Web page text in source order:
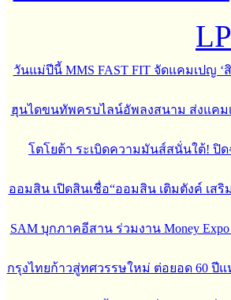
วันแม่ปีนี้ MMS FAST FIT จัดแคมเปญ ‘
ฮุนไดขนทัพครบไลน์อัพลงสนาม ส่งแคมเ
โตโยต้า ระเบิดความมันส์สนั่นใต้! ปิ
ออมสิน เปิดสินเชื่อ“ออมสิน เติมตังค์ เสริ
SAM บุกภาคอีสาน ร่วมงาน Money Expo
กรุงไทยก้าวสู่ทศวรรษใหม่ ต่อยอด 60 ปี